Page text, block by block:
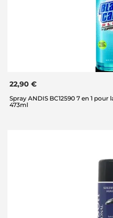
22,90 €
Spray ANDIS BC12590 7 en 1
473ml